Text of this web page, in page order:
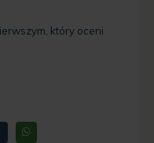
który oceni